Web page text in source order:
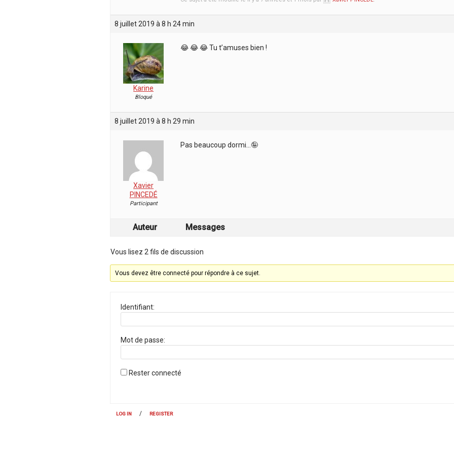
8 juillet 2019 à 8 h 24 min
Karine
Bloqué
😂 😂 😂 Tu t’amuses bien !
8 juillet 2019 à 8 h 29 min
Xavier
PINCEDÉ
Participant
Pas beaucoup dormi…🤪
Auteur Messages
Vous lisez 2 fils de discussion
Vous devez être connecté pour répondre à ce sujet.
Identifiant:
Mot de passe:
Rester connecté
LOG IN / REGISTER